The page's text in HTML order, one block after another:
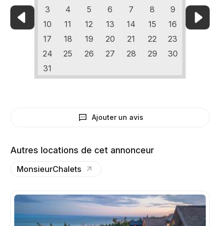
3
4 5 6 7 8
9
10
11 12 13 14 15
16
17
18 19 20 21 22
23
24
25 26 27 28 29
30
31
Ajouter un avis
Autres locations de cet annonceur
MonsieurChalets